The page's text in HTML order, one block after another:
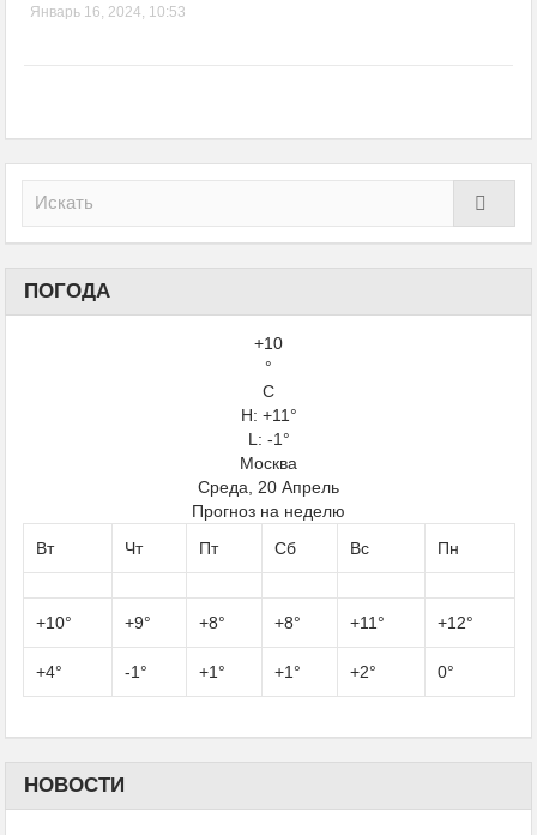
Январь 16, 2024, 10:53
ПОГОДА
+10
°
C
H: +11°
L: -1°
Москва
Среда, 20 Апрель
Прогноз на неделю
Вт
Чт Пт Сб Вс Пн
+10° +9° +8° +8° +11° +12°
+4° -1° +1° +1° +2° 0°
НОВОСТИ